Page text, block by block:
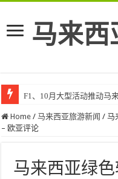
马来西
F1、10月大型活动推动马
Home / 马来西亚旅游新闻 / 马
– 欧亚评论
马来西亚绿